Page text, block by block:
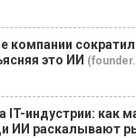
компании
это ИИ
IT-индустрии: как
ИИ раскалывают